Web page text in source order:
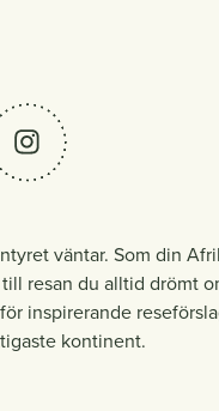
väntar. Som din
resan du alltid drömt
inspirerande
kontinent.